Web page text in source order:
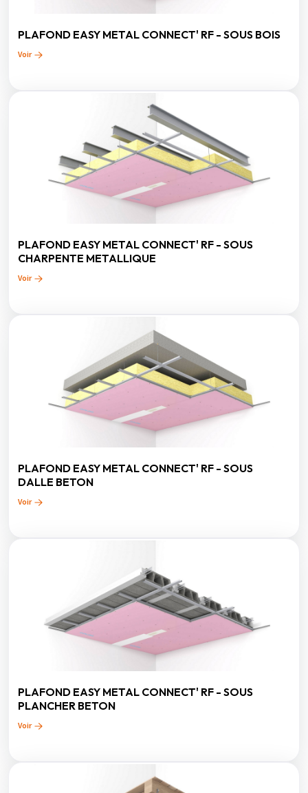
PLAFOND EASY METAL CONNECT' RF - SOUS BOIS
Voir
PLAFOND EASY METAL CONNECT' RF - SOUS
CHARPENTE METALLIQUE
Voir
PLAFOND EASY METAL CONNECT' RF - SOUS
DALLE BETON
Voir
PLAFOND EASY METAL CONNECT' RF - SOUS
PLANCHER BETON
Voir